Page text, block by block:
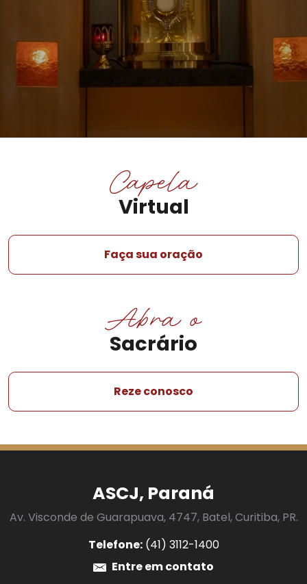
Capela
Virtual
Faça sua oração
Abra o
Sacrário
Reze conosco
ASCJ, Paraná
Av. Visconde de Guarapuava, 4747, Batel, Curitiba, PR.
Telefone:(41) 3112-1400
Entre em contato